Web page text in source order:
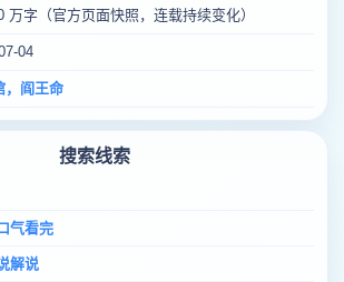
万字（官方页面快照，连载持续变化）
04
，阎王命
搜索线索
气看完
解说